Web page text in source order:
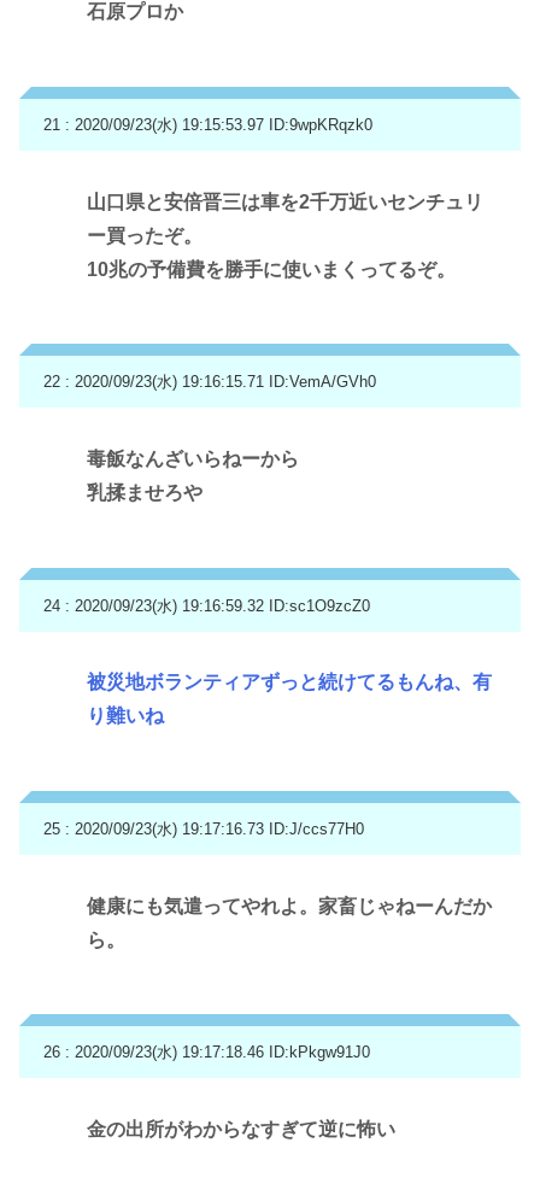
石原プロか
21 : 2020/09/23(水) 19:15:53.97 ID:9wpKRqzk0
山口県と安倍晋三は車を2千万近いセンチュリ
ー買ったぞ。
10兆の予備費を勝手に使いまくってるぞ。
22 : 2020/09/23(水) 19:16:15.71 ID:VemA/GVh0
毒飯なんざいらねーから
乳揉ませろや
24 : 2020/09/23(水) 19:16:59.32 ID:sc1O9zcZ0
被災地ボランティアずっと続けてるもんね、有
り難いね
25 : 2020/09/23(水) 19:17:16.73 ID:J/ccs77H0
健康にも気遣ってやれよ。家畜じゃねーんだか
ら。
26 : 2020/09/23(水) 19:17:18.46 ID:kPkgw91J0
金の出所がわからなすぎて逆に怖い